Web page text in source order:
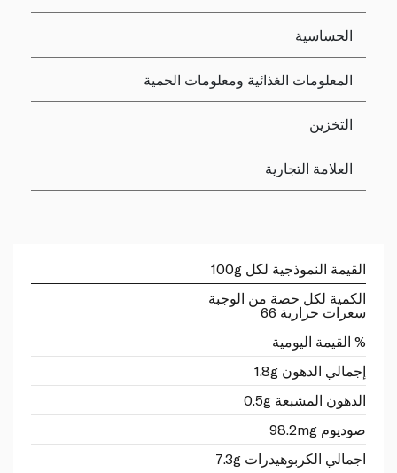
الحساسية
المعلومات الغذائية ومعلومات الحمية
التخزين
العلامة التجارية
القيمة النموذجية لكل 100g
الكمية لكل حصة من الوجبة
سعرات حرارية 66
% القيمة اليومية
إجمالي الدهون 1.8g
الدهون المشبعة 0.5g
صوديوم 98.2mg
اجمالي الكربوهيدرات 7.3g